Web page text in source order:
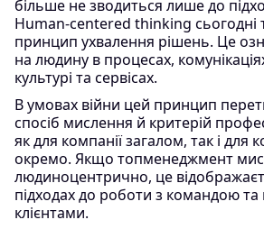
більше не зводиться лише до
Human-centered thinking сьогодні
принцип ухвалення рішень. Це
на людину в процесах,
культурі та сервісах.
В умовах війни цей принцип
спосіб мислення й критерій
як для компанії загалом, так і для
окремо. Якщо топменеджмент
людиноцентрично, це
підходах до роботи з командою та
клієнтами.